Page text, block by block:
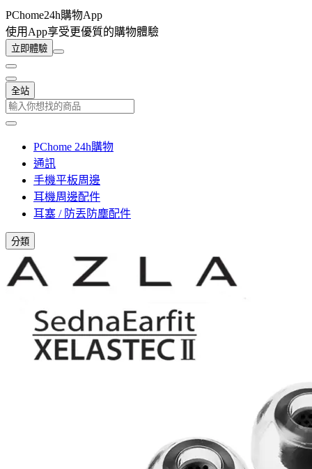
PChome24h購物App
使用App享受更優質的購物體驗
立即體驗
全站
PChome 24h購物
通訊
手機平板周邊
耳機周邊配件
耳塞 / 防丟防塵配件
分類